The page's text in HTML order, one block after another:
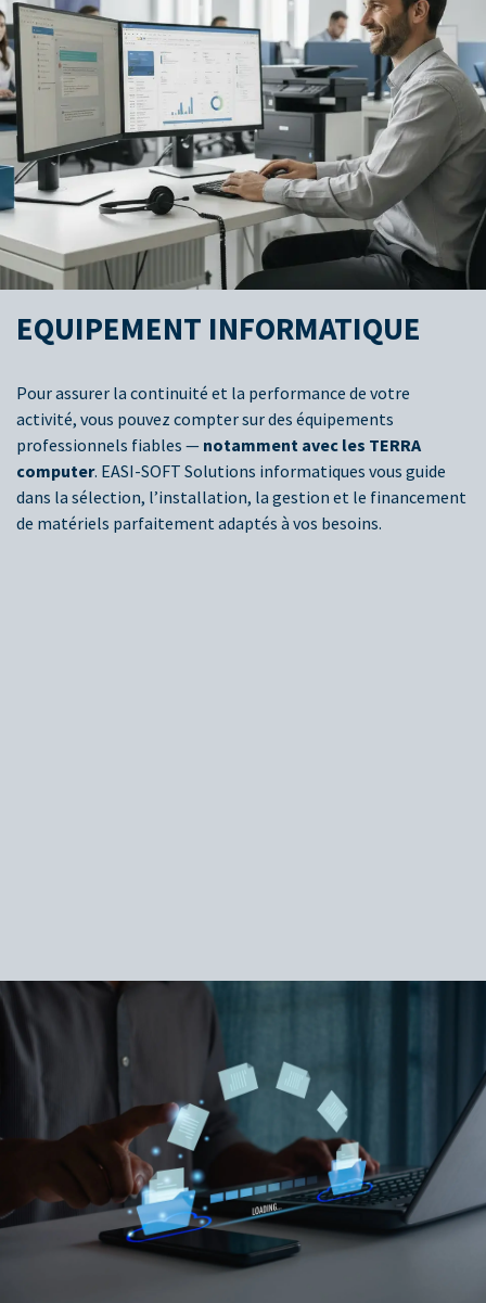
EQUIPEMENT INFORMATIQUE
Pour assurer la continuité et la performance de votre
activité, vous pouvez compter sur des équipements
professionnels fiables — notamment avec les TERRA
computer. EASI-SOFT Solutions informatiques vous guide
dans la sélection, l’installation, la gestion et le financement
de matériels parfaitement adaptés à vos besoins.